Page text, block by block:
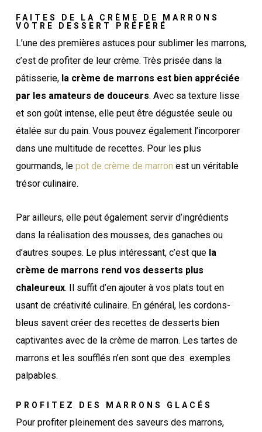
FAITES DE LA CRÈME DE MARRONS
VOTRE DESSERT PRÉFÉRÉ
L’une des premières astuces pour sublimer les marrons,
c’est de profiter de leur crème. Très prisée dans la
pâtisserie, la crème de marrons est bien appréciée
par les amateurs de douceurs. Avec sa texture lisse
et son goût intense, elle peut être dégustée seule ou
étalée sur du pain. Vous pouvez également l’incorporer
dans une multitude de recettes. Pour les plus
gourmands, le pot de crème de marron est un véritable
trésor culinaire.
Par ailleurs, elle peut également servir d’ingrédients
dans la réalisation des mousses, des ganaches ou
d’autres soupes. Le plus intéressant, c’est que la
crème de marrons rend vos desserts plus
chaleureux. Il suffit d’en ajouter à vos plats tout en
usant de créativité culinaire. En général, les cordons-
bleus savent créer des recettes de desserts bien
captivantes avec de la crème de marron. Les tartes de
marrons et les soufflés n’en sont que des exemples
palpables.
PROFITEZ DES MARRONS GLACÉS
Pour profiter pleinement des saveurs des marrons,